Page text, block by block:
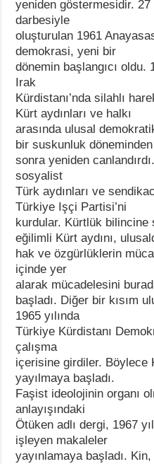
yeniden göstermesidir. 27
darbesiyle
oluşturulan 1961
demokrasi, yeni bir
dönemin başlangıcı oldu.
Irak
Kürdistanı’nda silahlı
Kürt aydınları ve halkı
arasında ulusal
bir suskunluk döneminden
sonra yeniden
sosyalist
Türk aydınları ve
Türkiye Işçi Partisi’ni
kurdular. Kürtlük bilincine
eğilimli Kürt aydını,
hak ve özgürlüklerin
içinde yer
alarak mücadelesini
başladı. Diğer bir kısım
1965 yılında
Türkiye Kürdistanı
çalışma
içerisine girdiler. Böylece
yayılmaya başladı.
Faşist ideolojinin organı
anlayışındaki
Ötüken adlı dergi, 1967
işleyen makaleler
yayınlamaya başladı.